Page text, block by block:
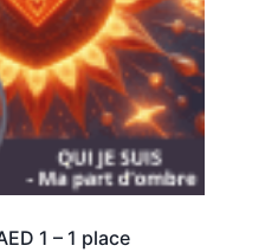
1 – 1 place